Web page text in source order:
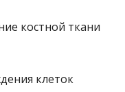
костной ткани
клеток